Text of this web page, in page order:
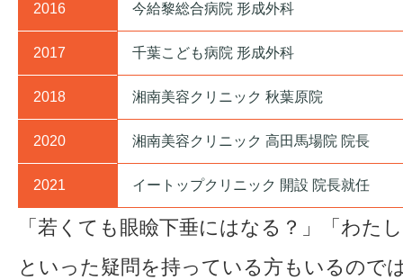
2016 今給黎総合病院 形成外科
2017 千葉こども病院 形成外科
2018 湘南美容クリニック 秋葉原院
2020 湘南美容クリニック 高田馬場院 院長
2021 イートップクリニック 開設 院長就任
「若くても眼瞼下垂にはなる？」「わた
といった疑問を持っている方もいるので